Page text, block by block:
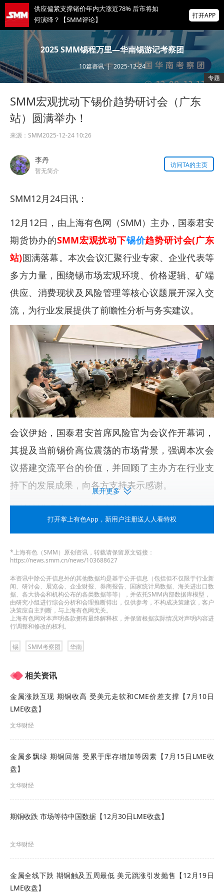
何演绎？【SMM评论】
前7个月机电产品进出口大幅走高！集成电路
出口近乎翻倍！【SMM专题】
特雷克金属：弗洛伦斯铜矿下半年产量需增
至约三倍，才能实现全年产量目标
掌上有色
为有色行业打造的神器
打开APP
2025 SMM锡程万里—华南锡游记考察团
10篇资讯|2025-12-24
专题
SMM宏观扰动下锡价趋势研讨会（广东
站）圆满举办！
来源： SMM2025-12-24 10:26
李丹
暂无简介
访问TA的主页
SMM12月24日讯：
12月12日，由上海有色网（SMM）主办，国泰君安
期货协办的SMM宏观扰动下锡价趋势研讨会(广东
站)圆满落幕。本次会议汇聚行业专家、企业代表等
多方力量，围绕锡市场宏观环境、价格逻辑、矿端
供应、消费现状及风险管理等核心议题展开深入交
流，为行业发展提供了前瞻性分析与务实建议。
会议伊始，国泰君安首席风险官为会议作开幕词，
其提及当前锡价高位震荡的市场背景，强调本次会
议搭建交流平台的价值，并回顾了主办方在行业支
持下的发展成果，向各方支持表示感谢。
主旨演讲环节，演讲嘉宾从宏观视角解读了全球及
国内经济形势，分析了全球经济结构特点、政策趋
市场的影响。针对锡价核心议题，嘉宾指出宏观因
素是本轮锡价上涨的主要驱动力，同时需重视锡的
金融属性，结合全球锡储备、供应格局等判断价格
走势，并提示了系统性风险可能带来的回落压力。
此外，还有演讲聚焦套期保值与风险工具应用，详
解了套保原则、管理流程及不同场景下的操作模
论中，嘉宾分享了海外锡矿投资环境、产量潜力及
国内冶炼厂的成本、产量现状，探讨了供应端面临
的机遇与挑战。消费现状专题交流则围绕库存与价
格的关系、国内外锡消费市场差异、下游行业需求
会议最后，上海有色网锡组负责人张格代表上海有
色网和国泰君安期货感谢所有演讲嘉宾、圆桌嘉宾
专业研判的态度，推动产业与金融深度融合。国泰
君安期货表示将持续提供优质的风险管理服务，助
展开更多
打开掌上有色App ，新用户注册送人人看特权
*上海有色（SMM）原创资讯，转载请保留原文链接：
https://news.smm.cn/news/103688627
本资讯中除公开信息外的其他数据均是基于公开信息（包括但不仅限于行业新
闻、研讨会、展览会、企业财报、券商报告、国家统计局数据、海关进出口数
据、各大协会和机构公布的各类数据等等），并依托SMM内部数据库模型，
由研究小组进行综合分析和合理推断得出，仅供参考，不构成决策建议，客户
决策应自主判断，与上海有色网无关。
上海有色网对本声明条款拥有最终解释权，并保留根据实际情况对声明内容进
行调整和修改的权利。
锡 SMM考察团 华南
相关资讯
金属涨跌互现 期铜收高 受美元走软和CME价差支撑【7月10日
LME收盘】
文华财经
金属多飘绿 期铜回落 受累于库存增加等因素【7月15日LME收
盘】
文华财经
期铜收跌 市场等待中国数据【12月30日LME收盘】
文华财经
金属全线下跌 期铜触及五周最低 美元跳涨引发抛售【12月19日
LME收盘】